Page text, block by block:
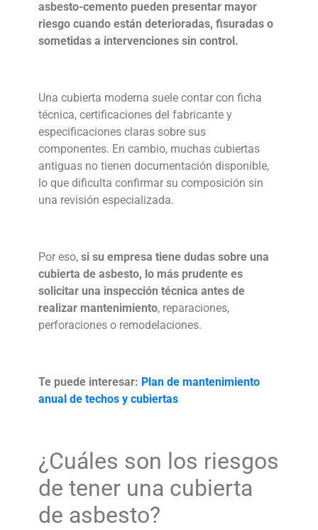
asbesto-cemento pueden presentar mayor
riesgo cuando están deterioradas, fisuradas o
sometidas a intervenciones sin control.
Una cubierta moderna suele contar con ficha
técnica, certificaciones del fabricante y
especificaciones claras sobre sus
componentes. En cambio, muchas cubiertas
antiguas no tienen documentación disponible,
lo que dificulta confirmar su composición sin
una revisión especializada.
Por eso,si su empresa tiene dudas sobre una
cubierta de asbesto, lo más prudente es
solicitar una inspección técnica antes de
realizar mantenimiento, reparaciones,
perforaciones o remodelaciones.
Te puede interesar: Plan de mantenimiento
anual de techos y cubiertas
¿Cuáles son los riesgos
de tener una cubierta
de asbesto?